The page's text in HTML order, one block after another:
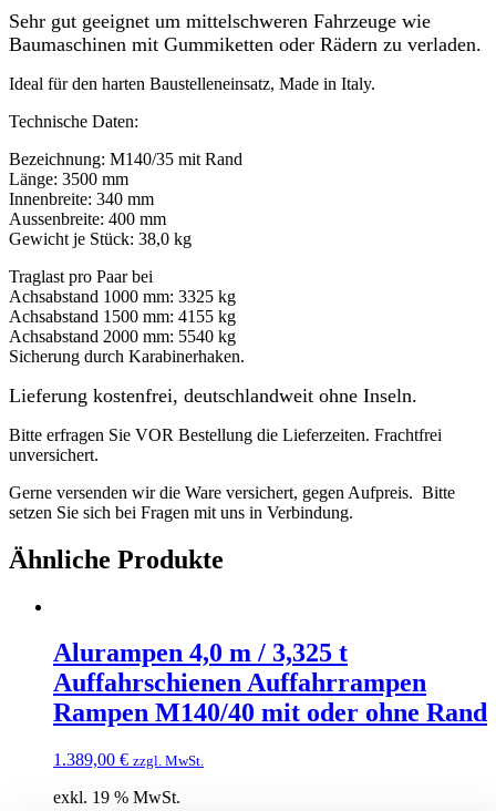
Sehr gut geeignet um mittelschweren Fahrzeuge wie
Baumaschinen mit Gummiketten oder Rädern zu verladen.
Ideal für den harten Baustelleneinsatz, Made in Italy.
Technische Daten:
Bezeichnung: M140/35 mit Rand
Länge: 3500 mm
Innenbreite: 340 mm
Aussenbreite: 400 mm
Gewicht je Stück: 38,0 kg
Traglast pro Paar bei
Achsabstand 1000 mm: 3325 kg
Achsabstand 1500 mm: 4155 kg
Achsabstand 2000 mm: 5540 kg
Sicherung durch Karabinerhaken.
Lieferung kostenfrei, deutschlandweit ohne Inseln.
Bitte erfragen Sie VOR Bestellung die Lieferzeiten. Frachtfrei
unversichert.
Gerne versenden wir die Ware versichert, gegen Aufpreis. Bitte
setzen Sie sich bei Fragen mit uns in Verbindung.
Ähnliche Produkte
Alurampen 4,0 m / 3,325 t
Auffahrschienen Auffahrrampen
Rampen M140/40 mit oder ohne Rand
1.389,00 € zzgl. MwSt.
exkl. 19 % MwSt.